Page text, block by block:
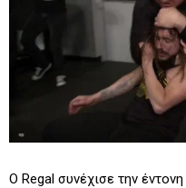
Ο Regal συνέχισε την